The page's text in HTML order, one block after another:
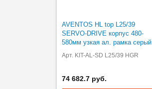
AVENTOS HL top L25/39
SERVO-DRIVE корпус 480-
580мм узкая ал. рамка серый
Арт. KIT-AL-SD L25/39 HGR
74 682.7 руб.